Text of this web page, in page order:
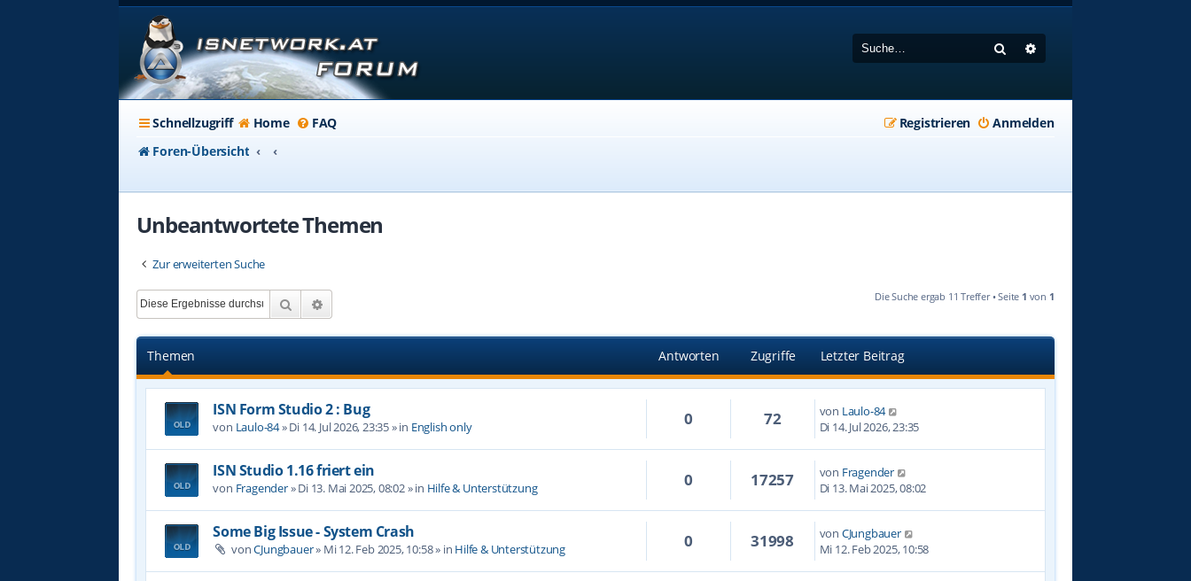
Suche
Schnellzugriff Home FAQ Anmelden
Registrieren
Foren-Übersicht
Unbeantwortete Themen
Zur erweiterten Suche
Suche Die Suche ergab 11 Treffer • Seite 1 von 1
Themen Antworten Zugriffe Letzter Beitrag
ISN Form Studio 2 : Bug
von Laulo-84»Di 14. Jul 2026, 23:35» in English only 0 72 von Laulo-84
Di 14. Jul 2026, 23:35
ISN Studio 1.16 friert ein
von Fragender»Di 13. Mai 2025, 08:02» in Hilfe & Unterstützung 0 17257 von Fragender
Di 13. Mai 2025, 08:02
Some Big Issue - System Crash
vonCJungbauer» Mi 12. Feb 2025, 10:58» in Hilfe & Unterstützung 0 31998 von CJungbauer
Mi 12. Feb 2025, 10:58